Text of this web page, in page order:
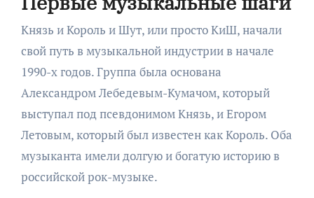
Князь и Король и Шут, или просто КиШ, начали
свой путь в музыкальной индустрии в начале
1990-х годов. Группа была основана
Александром Лебедевым-Кумачом, который
выступал под псевдонимом Князь, и Егором
Летовым, который был известен как Король. Оба
музыканта имели долгую и богатую историю в
российской рок-музыке.